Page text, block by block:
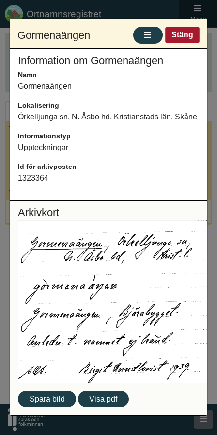
Ortnamnsregistret
Meny
Anpassa sökning Ange ortnamn
Innehåller
Ortnamn Arkivposter
Valt ortnamn
Gormenaängen, naturnamn, Örkelljunga sn, N.
Åsbo hd, Kristianstads län, Skåne
Antal arkivposter: 1
Gormenaängen, Uppteckningar
Gormenaängen Stäng
Information om Gormenaängen
Namn
Gormenaängen
Lokalisering
Örkelljunga sn, N. Åsbo hd, Kristianstads län, Skåne
Informationstyp
Uppteckningar
Id för arkivposten
1323364
Arkivkort
Spara bild Visa pdf